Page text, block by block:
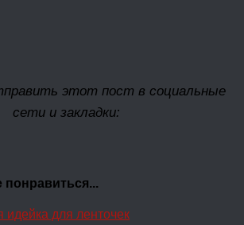
этот пост в социальные
сети и закладки:
понравиться...